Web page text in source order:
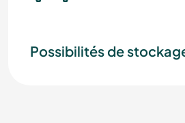
Possibilités de